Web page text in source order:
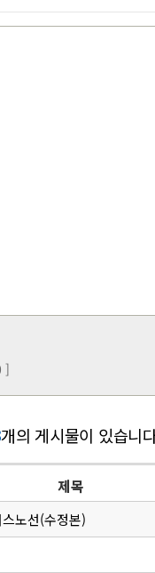
]
개의 게시물이 있습니
제목
노선(수정본)